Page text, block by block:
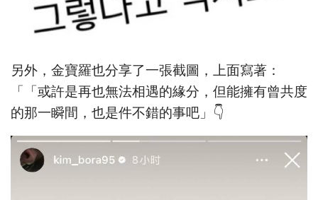
另外，金寶羅也分享了一張截圖，上面寫著：
「「或許是再也無法相遇的緣分，但能擁有曾共度
的那一瞬間，也是件不錯的事吧」👇